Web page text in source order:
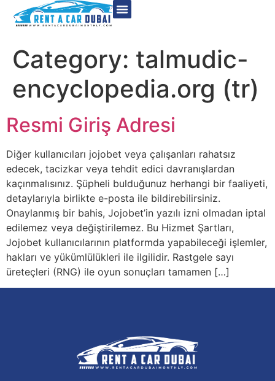
Category: talmudic-
encyclopedia.org (tr)
Resmi Giriş Adresi
Diğer kullanıcıları jojobet veya çalışanları rahatsız
edecek, tacizkar veya tehdit edici davranışlardan
kaçınmalısınız. Şüpheli bulduğunuz herhangi bir faaliyeti,
detaylarıyla birlikte e-posta ile bildirebilirsiniz.
Onaylanmış bir bahis, Jojobet’in yazılı izni olmadan iptal
edilemez veya değiştirilemez. Bu Hizmet Şartları,
Jojobet kullanıcılarının platformda yapabileceği işlemler,
hakları ve yükümlülükleri ile ilgilidir. Rastgele sayı
üreteçleri (RNG) ile oyun sonuçları tamamen […]